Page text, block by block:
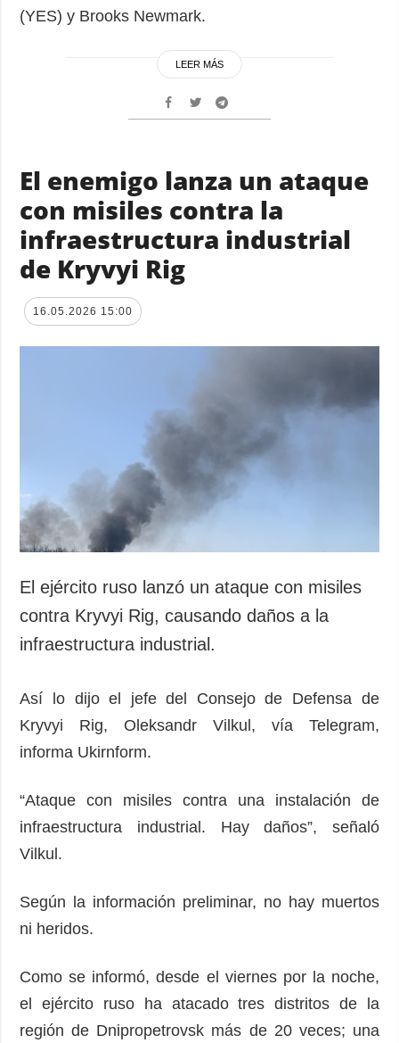
(YES) y Brooks Newmark.
LEER MÁS
El enemigo lanza un ataque
con misiles contra la
infraestructura industrial
de Kryvyi Rig
16.05.2026 15:00
El ejército ruso lanzó un ataque con misiles
contra Kryvyi Rig, causando daños a la
infraestructura industrial.
Así lo dijo el jefe del Consejo de Defensa de
Kryvyi Rig, Oleksandr Vilkul, vía Telegram,
informa Ukirnform.
“Ataque con misiles contra una instalación de
infraestructura industrial. Hay daños”, señaló
Vilkul.
Según la información preliminar, no hay muertos
ni heridos.
Como se informó, desde el viernes por la noche,
el ejército ruso ha atacado tres distritos de la
región de Dnipropetrovsk más de 20 veces; una